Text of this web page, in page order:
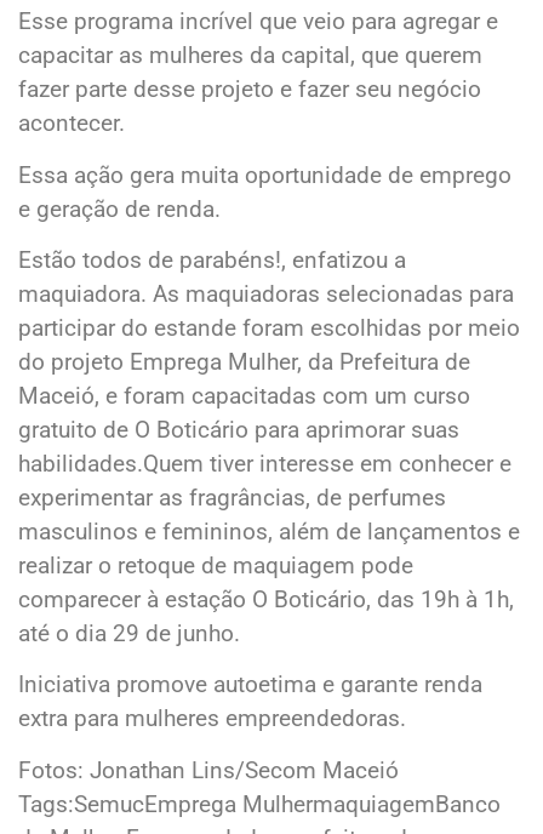
Esse programa incrível que veio para agregar e
capacitar as mulheres da capital, que querem
fazer parte desse projeto e fazer seu negócio
acontecer.
Essa ação gera muita oportunidade de emprego
e geração de renda.
Estão todos de parabéns!, enfatizou a
maquiadora. As maquiadoras selecionadas para
participar do estande foram escolhidas por meio
do projeto Emprega Mulher, da Prefeitura de
Maceió, e foram capacitadas com um curso
gratuito de O Boticário para aprimorar suas
habilidades.Quem tiver interesse em conhecer e
experimentar as fragrâncias, de perfumes
masculinos e femininos, além de lançamentos e
realizar o retoque de maquiagem pode
comparecer à estação O Boticário, das 19h à 1h,
até o dia 29 de junho.
Iniciativa promove autoetima e garante renda
extra para mulheres empreendedoras.
Fotos: Jonathan Lins/Secom Maceió
Tags:SemucEmprega MulhermaquiagemBanco